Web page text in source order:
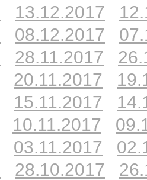
13.12.2017
08.12.2017
28.11.2017
20.11.2017
15.11.2017
10.11.2017
03.11.2017
28.10.2017